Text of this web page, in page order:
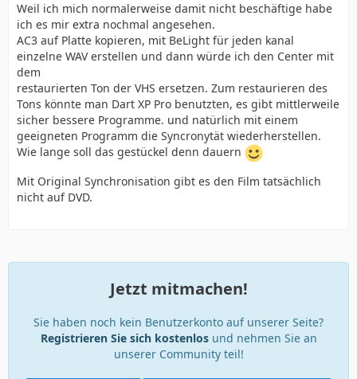
Weil ich mich normalerweise damit nicht beschäftige habe
ich es mir extra nochmal angesehen.
AC3 auf Platte kopieren, mit BeLight für jeden kanal
einzelne WAV erstellen und dann würde ich den Center mit
dem
restaurierten Ton der VHS ersetzen. Zum restaurieren des
Tons könnte man Dart XP Pro benutzten, es gibt mittlerweile
sicher bessere Programme. und natürlich mit einem
geeigneten Programm die Syncronytät wiederherstellen.
Wie lange soll das gestückel denn dauern
Mit Original Synchronisation gibt es den Film tatsächlich
nicht auf DVD.
Jetzt mitmachen!
Sie haben noch kein Benutzerkonto auf unserer Seite?
Registrieren Sie sich kostenlosund nehmen Sie an
unserer Community teil!